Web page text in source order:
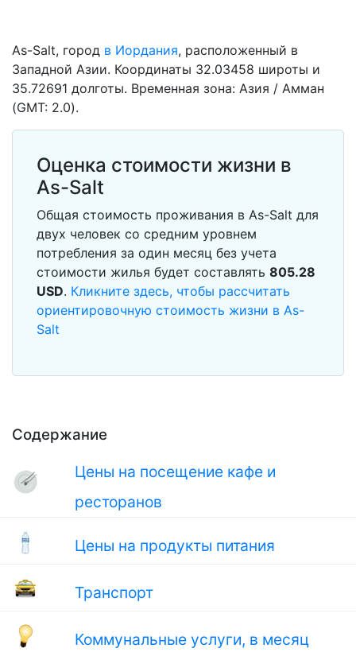
Содержание
Цены на посещение кафе и
ресторанов
Цены на продукты питания
Транспорт
Коммунальные услуги, в месяц
As-Salt, город в Иордания, расположенный в
Западной Азии. Координаты 32.03458 широты и
35.72691 долготы. Временная зона: Азия / Амман
(GMT: 2.0).
Оценка стоимости жизни в
As-Salt
Общая стоимость проживания в As-Salt для
двух человек со средним уровнем
потребления за один месяц без учета
стоимости жилья будет составлять 805.28
USD. Кликните здесь, чтобы рассчитать
ориентировочную стоимость жизни в As-
Salt